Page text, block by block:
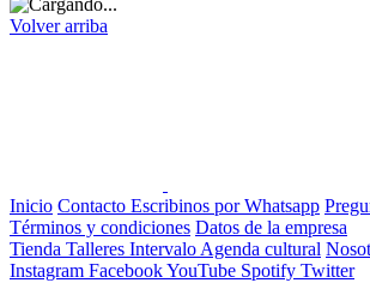
Volver arriba
Inicio Contacto Escribinos por Whatsapp
Términos y condiciones Datos de la empresa
Tienda Talleres Intervalo Agenda cultural
Instagram FacebookYouTube Spotify Twitter